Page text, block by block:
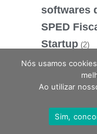
softwares
SPED
Startup (2)
STF (3)
Substituir
Supremo
Estamos
Nós usamos
Ao utilizar
Sim,